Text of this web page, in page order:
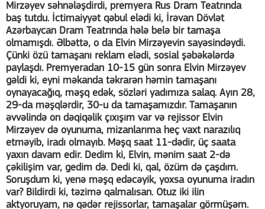
Mirzəyev səhnələşdirdi, premyera Rus Dram Teatrında
baş tutdu. İctimaiyyət qəbul elədi ki, İrəvan Dövlət
Azərbaycan Dram Teatrında hələ belə bir tamaşa
olmamışdı. Əlbəttə, o da Elvin Mirzəyevin sayəsindəydi.
Çünki özü tamaşanı reklam elədi, sosial şəbəkələrdə
paylaşdı. Premyeradan 10-15 gün sonra Elvin Mirzəyev
gəldi ki, eyni məkanda təkrarən həmin tamaşanı
oynayacağıq, məşq edək, sözləri yadımıza salaq. Ayın 28,
29-da məşqlərdir, 30-u da tamaşamızdır. Tamaşanın
əvvəlində on dəqiqəlik çıxışım var və rejissor Elvin
Mirzəyev də oyunuma, mizanlarıma heç vaxt narazılıq
etməyib, iradı olmayıb. Məşq saat 11-dədir, üç saata
yaxın davam edir. Dedim ki, Elvin, mənim saat 2-də
çəkilişim var, gedim də. Dedi ki, qal, özüm də çaşdım.
Soruşdum ki, yenə məşq edəcəyik, yoxsa oyunuma iradın
var? Bildirdi ki, təzimə qalmalısan. Otuz iki ilin
aktyoruyam, nə qədər rejissorlar, tamaşalar görmüşəm.